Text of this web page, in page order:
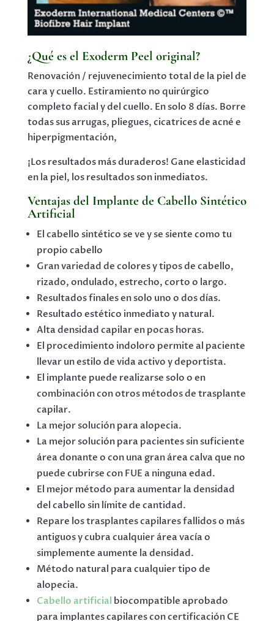
¿Qué es el Exoderm Peel original?
Renovación / rejuvenecimiento total de la piel de
cara y cuello. Estiramiento no quirúrgico
completo facial y del cuello. En solo 8 días. Borre
todas sus arrugas, pliegues, cicatrices de acné e
hiperpigmentación,
¡Los resultados más duraderos! Gane elasticidad
en la piel, los resultados son inmediatos.
Ventajas del Implante de Cabello Sintético
Artificial
El cabello sintético se ve y se siente como tu
propio cabello
Gran variedad de colores y tipos de cabello,
rizado, ondulado, estrecho, corto o largo.
Resultados finales en solo uno o dos días.
Resultado estético inmediato y natural.
Alta densidad capilar en pocas horas.
El procedimiento indoloro permite al paciente
llevar un estilo de vida activo y deportista.
El implante puede realizarse solo o en
combinación con otros métodos de trasplante
capilar.
La mejor solución para alopecia.
La mejor solución para pacientes sin suficiente
área donante o con una gran área calva que no
puede cubrirse con FUE a ninguna edad.
El mejor método para aumentar la densidad
del cabello sin límite de cantidad.
Repare los trasplantes capilares fallidos o más
antiguos y cubra cualquier área vacía o
simplemente aumente la densidad.
Método natural para cualquier tipo de
alopecia.
Cabello artificial biocompatible aprobado
para implantes capilares con certificación CE